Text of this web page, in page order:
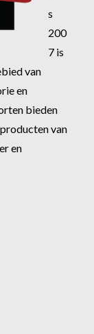
s
200
7 is
van
en
bieden
van
en